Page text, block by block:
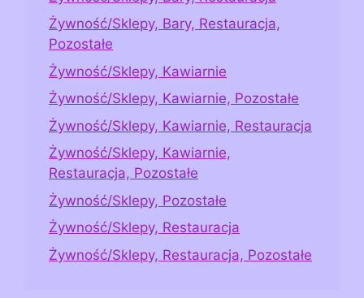
Żywność/Sklepy, Bary, Restauracja,
Pozostałe
Żywność/Sklepy, Kawiarnie
Żywność/Sklepy, Kawiarnie, Pozostałe
Żywność/Sklepy, Kawiarnie, Restauracja
Żywność/Sklepy, Kawiarnie,
Restauracja, Pozostałe
Żywność/Sklepy, Pozostałe
Żywność/Sklepy, Restauracja
Żywność/Sklepy, Restauracja, Pozostałe